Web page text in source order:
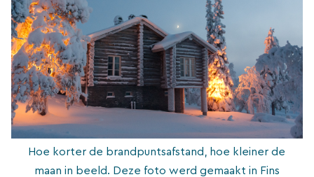
Hoe korter de brandpuntsafstand, hoe kleiner de
maan in beeld. Deze foto werd gemaakt in Fins